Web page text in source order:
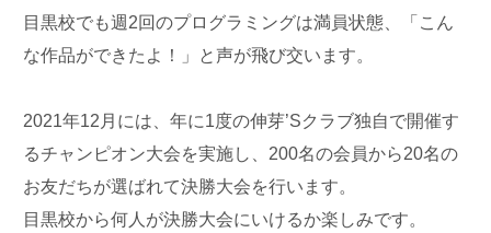
目黒校でも週2回のプログラミングは満員状態、「こん
な作品ができたよ！」と声が飛び交います。
2021年12月には、年に1度の伸芽’Sクラブ独自で開催す
るチャンピオン大会を実施し、200名の会員から20名の
お友だちが選ばれて決勝大会を行います。
目黒校から何人が決勝大会にいけるか楽しみです。